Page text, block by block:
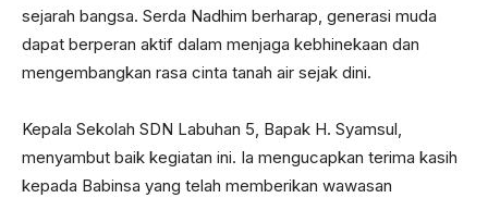
sejarah bangsa. Serda Nadhim berharap, generasi muda
dapat berperan aktif dalam menjaga kebhinekaan dan
mengembangkan rasa cinta tanah air sejak dini.
Kepala Sekolah SDN Labuhan 5, Bapak H. Syamsul,
menyambut baik kegiatan ini. Ia mengucapkan terima kasih
kepada Babinsa yang telah memberikan wawasan